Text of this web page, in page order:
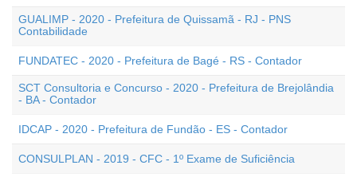
GUALIMP - 2020 - Prefeitura de Quissamã - RJ - PNS
Contabilidade
FUNDATEC - 2020 - Prefeitura de Bagé - RS - Contador
SCT Consultoria e Concurso - 2020 - Prefeitura de Brejolândia
- BA - Contador
IDCAP - 2020 - Prefeitura de Fundão - ES - Contador
CONSULPLAN - 2019 - CFC - 1º Exame de Suficiência